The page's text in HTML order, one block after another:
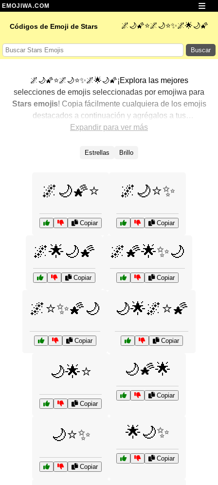
EMOJIWA.COM
Códigos de Emoji de Stars 🌌🌙🌠⭐🌌🌙⭐✨🌌🌟🌙🌠
Buscar
🌌🌙🌠⭐🌌🌙⭐✨🌌🌟🌙🌠¡Explora las mejores
selecciones de emojis seleccionadas por emojiwa para
Stars emojis! Copia fácilmente cualquiera de los emojis
destacados a continuación y agrégalos a tus
conversaciones para un toque personalizado. Hemos
mostrando primero los más populares. ¿Buscas más?
Expandir para ver más
Estrellas Brillo
🌌🌙🌠⭐
Copiar
🌌🌙⭐✨
Copiar
🌌🌟🌙🌠
Copiar
🌌🌠🌟✨🌙
Copiar
🌌⭐✨🌠🌙
Copiar
🌙🌟🌌⭐🌠
Copiar
🌙🌟⭐
Copiar
🌙🌠🌟
Copiar
🌙⭐✨
Copiar
🌟🌙✨
Copiar